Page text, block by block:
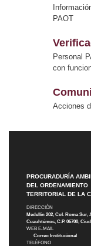
PAOT
Personal
con
Acciones
PROCURADURÍA
DEL ORDENAMIENTO
TERRITORIAL DE LA
DIRECCIÓN
Medellín 202, Col. Roma Sur,
Cuauhtémoc, C.P. 06700,
WEB E-MAIL
Correo Institucional
TELÉFONO